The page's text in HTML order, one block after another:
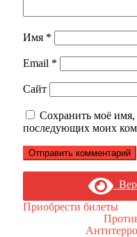
Имя *
Email *
Сайт
Сохранить моё имя,
последующих моих
Приобрести билеты